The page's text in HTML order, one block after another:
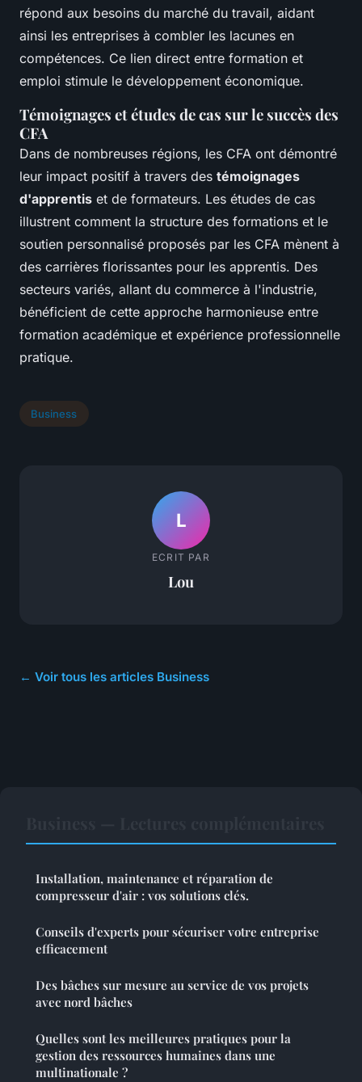
répond aux besoins du marché du travail, aidant
ainsi les entreprises à combler les lacunes en
compétences. Ce lien direct entre formation et
emploi stimule le développement économique.
Témoignages et études de cas sur le succès des
CFA
Dans de nombreuses régions, les CFA ont démontré
leur impact positif à travers des témoignages
d'apprentis et de formateurs. Les études de cas
illustrent comment la structure des formations et le
soutien personnalisé proposés par les CFA mènent à
des carrières florissantes pour les apprentis. Des
secteurs variés, allant du commerce à l'industrie,
bénéficient de cette approche harmonieuse entre
formation académique et expérience professionnelle
pratique.
Business
L
ECRIT PAR
Lou
← Voir tous les articles Business
Installation, maintenance et réparation de
compresseur d'air : vos solutions clés.
Conseils d'experts pour sécuriser votre entreprise
efficacement
Des bâches sur mesure au service de vos projets
avec nord bâches
Quelles sont les meilleures pratiques pour la
gestion des ressources humaines dans une
multinationale ?